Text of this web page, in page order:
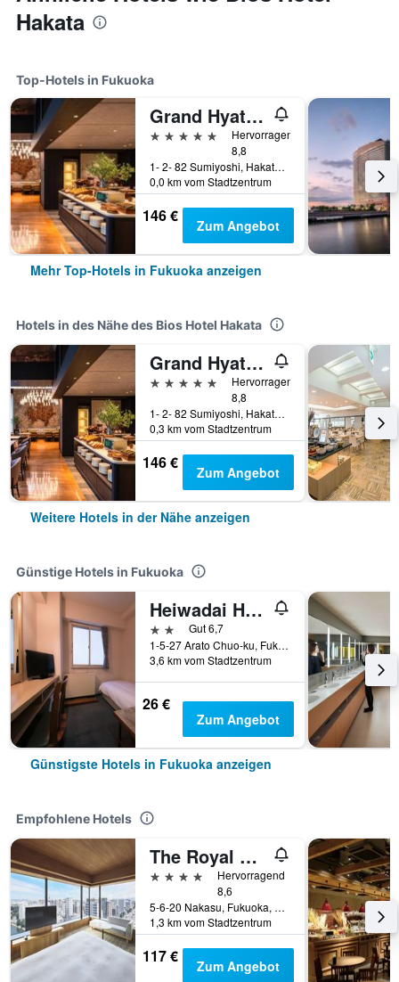
Hakata
Top-Hotels in Fukuoka
Grand Hyatt Fukuoka
5 Sterne
Hervorragend
8,8
1- 2- 82 Sumiyoshi, Hakata- Ku, Fukuoka, Japan
0,0 km vom Stadtzentrum
146 € Zum Angebot
Mehr Top-Hotels in Fukuoka anzeigen
Hotels in des Nähe des Bios Hotel Hakata
Grand Hyatt Fukuoka
5 Sterne
Hervorragend
8,8
1- 2- 82 Sumiyoshi, Hakata- Ku, Fukuoka, Japan
0,3 km vom Stadtzentrum
146 € Zum Angebot
Weitere Hotels in der Nähe anzeigen
Günstige Hotels in Fukuoka
Heiwadai Hotel Arato
2 SterneGut 6,7
1-5-27 Arato Chuo-ku, Fukuoka, Japan
3,6 km vom Stadtzentrum
26 €
Zum Angebot
Günstigste Hotels in Fukuoka anzeigen
Empfohlene Hotels
The Royal Park Canvas Fukuoka Nakasu
4 Sterne
Hervorragend
8,6
5-6-20 Nakasu, Fukuoka, Japan
1,3 km vom Stadtzentrum
117 € Zum Angebot